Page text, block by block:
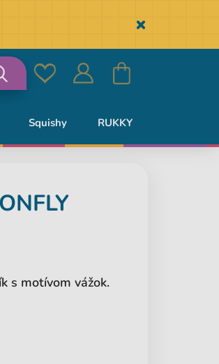
Skryť
ObľúbenéPrihlásiť Košík
Squishy RUKKY
s motívom vážok.